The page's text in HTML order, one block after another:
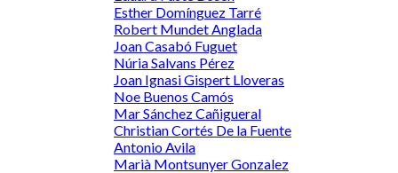
Esther Domínguez Tarré
Robert Mundet Anglada
Joan Casabó Fuguet
Núria Salvans Pérez
Joan Ignasi Gispert Lloveras
Noe Buenos Camós
Mar Sánchez Cañigueral
Christian Cortés De la Fuente
Antonio Avila
Marià Montsunyer Gonzalez